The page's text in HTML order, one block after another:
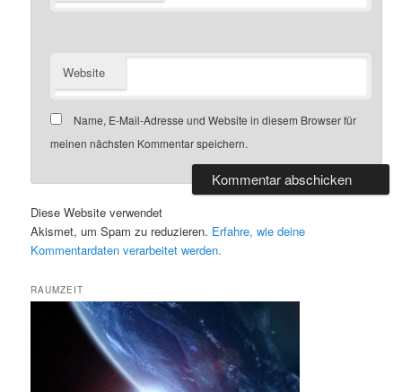
Website
Name, E-Mail-Adresse und Website in diesem Browser für
meinen nächsten Kommentar speichern.
Diese Website verwendet
Akismet, um Spam zu reduzieren. Erfahre, wie deine
Kommentardaten verarbeitet werden.
RAUMZEIT